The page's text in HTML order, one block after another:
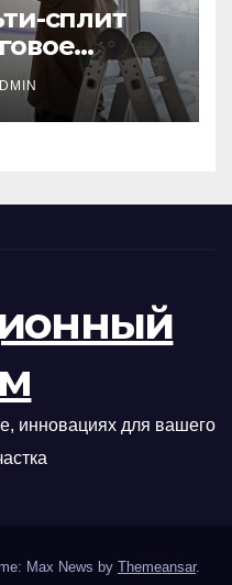
сплит
инновациях для вашего
Max News by Themeansar.